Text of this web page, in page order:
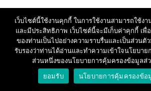
เว็บไซต์นี้ใช้งานคุกกี้ ในการใช้งานสามารถใช้งา
และมีประสิทธิภาพ เว็บไซต์นี้จะมีเก็บค่าคุกกี้ เพื่
ของท่านเป็นไปอย่างความราบรื่นและเป็นส่วนตั
รับรองว่าท่านได้อ่านและทำความเข้าใจนโยบาย
ส่วนหนึ่งของนโยบายการคุ้มครองข้อมูลส่
ยอมรับ
นโยบายการคุ้มครองข้อ